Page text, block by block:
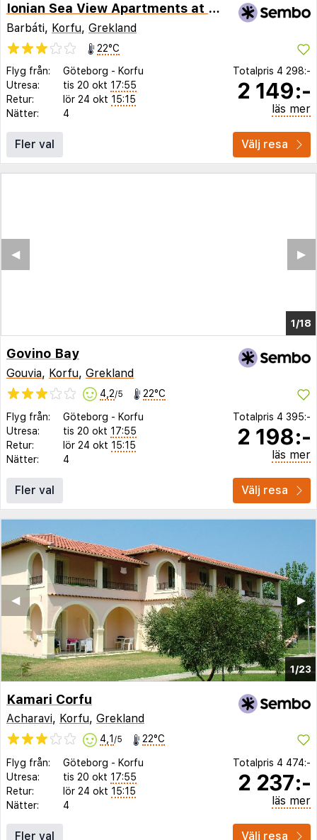
Ionian Sea View Apartments at Barbati by Konnect
Barbáti, Korfu, Grekland
22°C
Flyg från:
Göteborg - Korfu
Utresa:
tis 20 okt 17:55
Retur:
lör 24 okt 15:15
Nätter:
4
Totalpris 4 298:-
2 149:-
läs mer
Fler val Välj resa
1/14
▶︎
◀︎
Govino Bay
Gouvia, Korfu, Grekland
4,2/5 22°C
Flyg från: Göteborg - Korfu
Utresa:
tis 20 okt 17:55
Retur:
lör 24 okt 15:15
Nätter:
4
Totalpris 4 395:-
2 198:-
läs mer
Fler val Välj resa
1/23
▶︎
◀︎
Kamari Corfu
Acharavi, Korfu, Grekland
4,1 /5 22°C
Flyg från: Göteborg - Korfu
Utresa:
tis 20 okt 17:55
Retur:
lör 24 okt 15:15
Nätter:
4
Totalpris 4 474:-
2 237:-
läs mer
Fler val Välj resa